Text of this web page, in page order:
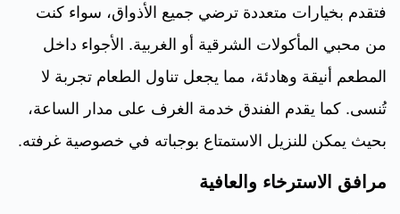
فتقدم بخيارات متعددة ترضي جميع الأذواق، سواء كنت
من محبي المأكولات الشرقية أو الغربية. الأجواء داخل
المطعم أنيقة وهادئة، مما يجعل تناول الطعام تجربة لا
تُنسى. كما يقدم الفندق خدمة الغرف على مدار الساعة،
بحيث يمكن للنزيل الاستمتاع بوجباته في خصوصية غرفته.
مرافق الاسترخاء والعافية